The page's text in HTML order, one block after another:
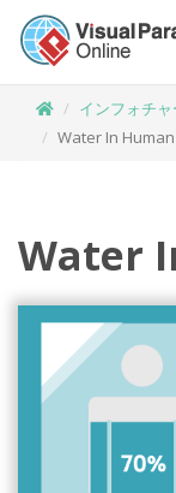
インフォチャ
Water In
Water